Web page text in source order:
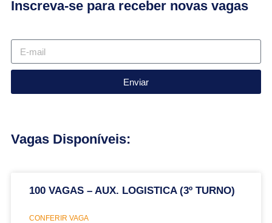
Inscreva-se para receber novas vagas
Enviar
Vagas Disponíveis:
100 VAGAS – AUX. LOGISTICA (3º TURNO)
CONFERIR VAGA